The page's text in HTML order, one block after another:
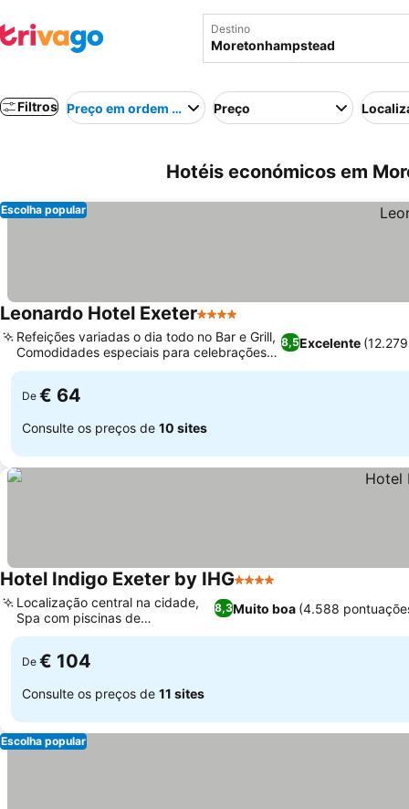
Destino
Filtros Preço em ordem crescentePreço
Hotéis económicos em
Escolha popular
Leonardo Hotel Exeter4 Estrelas
8,5Excelente
Refeições variadas o dia todo no Bar e Grill,
Comodidades especiais para celebrações
de aniversário
De € 64
Consulte os preços de 10 sites
Hotel Indigo Exeter by IHG4 Estrelas
8,3Muito boa (4.588
Localização central na cidade,
Spa com piscinas de
hidroterapia
De € 104
Consulte os preços de 11 sites
Escolha popular